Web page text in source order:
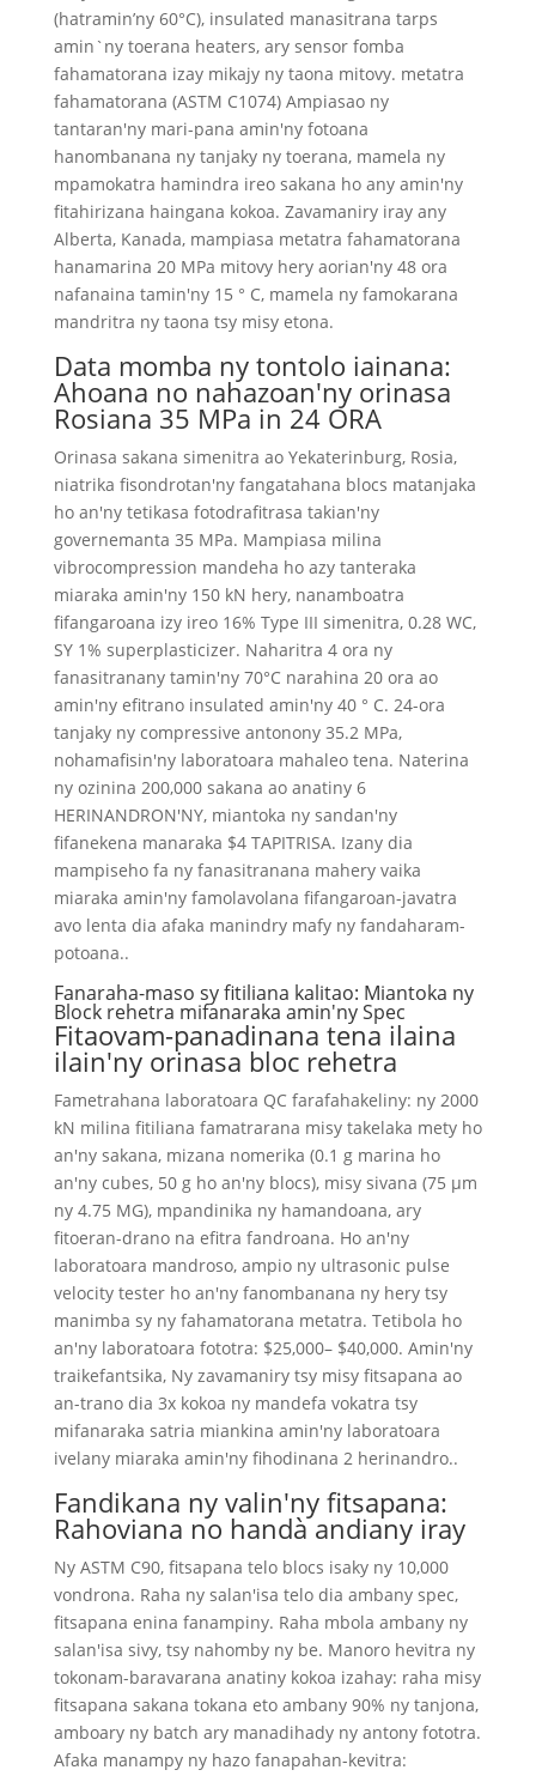
(hatramin’ny 60°C), insulated manasitrana tarps
amin`ny toerana heaters, ary sensor fomba
fahamatorana izay mikajy ny taona mitovy. metatra
fahamatorana (ASTM C1074) Ampiasao ny
tantaran'ny mari-pana amin'ny fotoana
hanombanana ny tanjaky ny toerana, mamela ny
mpamokatra hamindra ireo sakana ho any amin'ny
fitahirizana haingana kokoa. Zavamaniry iray any
Alberta, Kanada, mampiasa metatra fahamatorana
hanamarina 20 MPa mitovy hery aorian'ny 48 ora
nafanaina tamin'ny 15 ° C, mamela ny famokarana
mandritra ny taona tsy misy etona.
Data momba ny tontolo iainana:
Ahoana no nahazoan'ny orinasa
Rosiana 35 MPa in 24 ORA
Orinasa sakana simenitra ao Yekaterinburg, Rosia,
niatrika fisondrotan'ny fangatahana blocs matanjaka
ho an'ny tetikasa fotodrafitrasa takian'ny
governemanta 35 MPa. Mampiasa milina
vibrocompression mandeha ho azy tanteraka
miaraka amin'ny 150 kN hery, nanamboatra
fifangaroana izy ireo 16% Type III simenitra, 0.28 WC,
SY 1% superplasticizer. Naharitra 4 ora ny
fanasitranany tamin'ny 70°C narahina 20 ora ao
amin'ny efitrano insulated amin'ny 40 ° C. 24-ora
tanjaky ny compressive antonony 35.2 MPa,
nohamafisin'ny laboratoara mahaleo tena. Naterina
ny ozinina 200,000 sakana ao anatiny 6
HERINANDRON'NY, miantoka ny sandan'ny
fifanekena manaraka $4 TAPITRISA. Izany dia
mampiseho fa ny fanasitranana mahery vaika
miaraka amin'ny famolavolana fifangaroan-javatra
avo lenta dia afaka manindry mafy ny fandaharam-
potoana..
Fanaraha-maso sy fitiliana kalitao: Miantoka ny
Block rehetra mifanaraka amin'ny Spec
Fitaovam-panadinana tena ilaina
ilain'ny orinasa bloc rehetra
Fametrahana laboratoara QC farafahakeliny: ny 2000
kN milina fitiliana famatrarana misy takelaka mety ho
an'ny sakana, mizana nomerika (0.1 g marina ho
an'ny cubes, 50 g ho an'ny blocs), misy sivana (75 μm
ny 4.75 MG), mpandinika ny hamandoana, ary
fitoeran-drano na efitra fandroana. Ho an'ny
laboratoara mandroso, ampio ny ultrasonic pulse
velocity tester ho an'ny fanombanana ny hery tsy
manimba sy ny fahamatorana metatra. Tetibola ho
an'ny laboratoara fototra: $25,000– $40,000. Amin'ny
traikefantsika, Ny zavamaniry tsy misy fitsapana ao
an-trano dia 3x kokoa ny mandefa vokatra tsy
mifanaraka satria miankina amin'ny laboratoara
ivelany miaraka amin'ny fihodinana 2 herinandro..
Fandikana ny valin'ny fitsapana:
Rahoviana no handà andiany iray
Ny ASTM C90, fitsapana telo blocs isaky ny 10,000
vondrona. Raha ny salan'isa telo dia ambany spec,
fitsapana enina fanampiny. Raha mbola ambany ny
salan'isa sivy, tsy nahomby ny be. Manoro hevitra ny
tokonam-baravarana anatiny kokoa izahay: raha misy
fitsapana sakana tokana eto ambany 90% ny tanjona,
amboary ny batch ary manadihady ny antony fototra.
Afaka manampy ny hazo fanapahan-kevitra: